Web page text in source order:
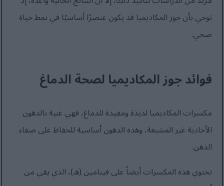
توحي بأن جوز المكاديميا قد يكون عنصرًا أساسيًا في نمط حياة
صحي.
فوائد جوز المكاديميا لصحة الدماغ
مكسرات المكاديميا لذيذة ومفيدة للدماغ، فهي غنية بالدهون
الأحادية غير المشبعة، وهذه الدهون أساسية للحفاظ على صفاء
الذهن.
تحتوي هذه المكسرات أيضاً على فيتامين (هـ)، الذي يقي من